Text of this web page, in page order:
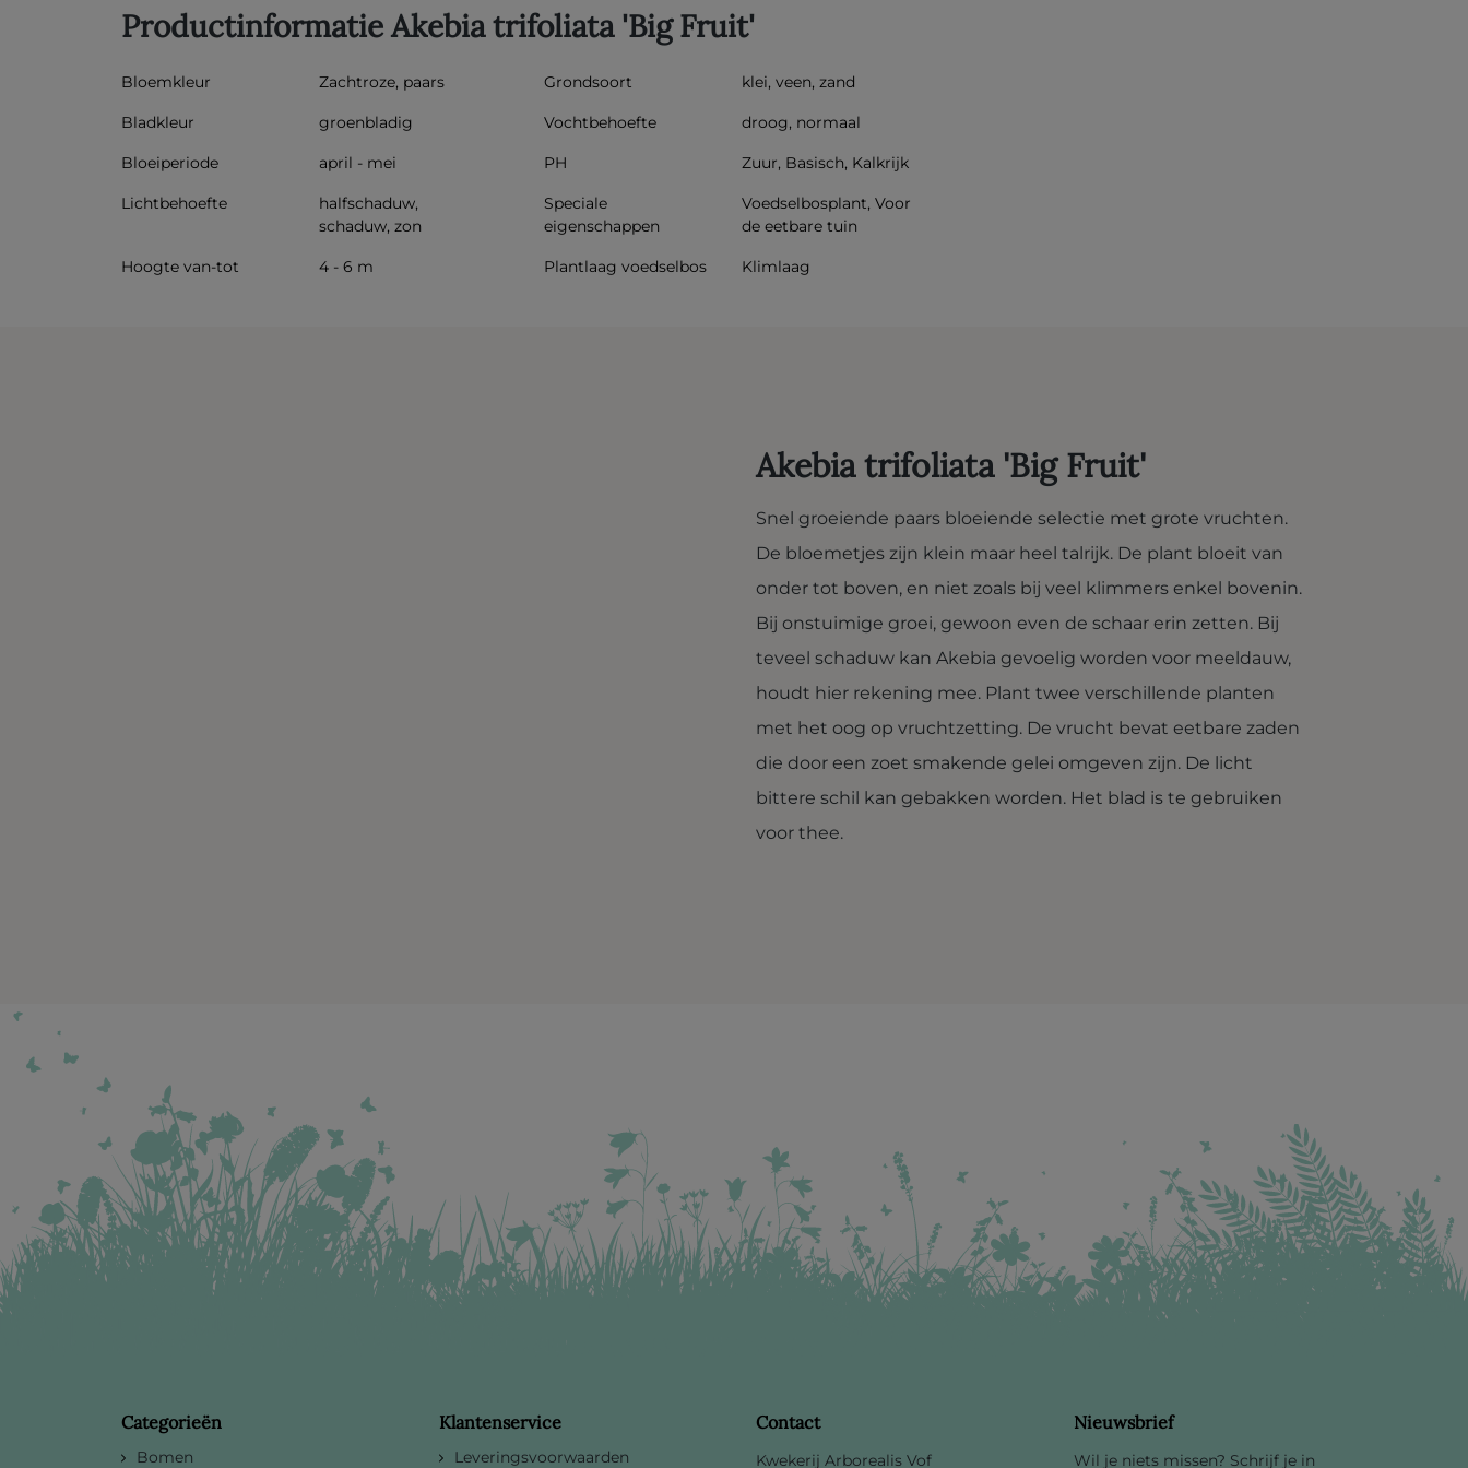
Productinformatie Akebia trifoliata 'Big Fruit'
Bloemkleur Zachtroze, paars
Bladkleur groenbladig
Bloeiperiode april - mei
Lichtbehoefte
halfschaduw,
schaduw, zon
Hoogte van-tot 4 - 6 m
Grondsoort klei, veen, zand
Vochtbehoefte droog, normaal
PH Zuur, Basisch, Kalkrijk
Speciale
eigenschappen
Voedselbosplant, Voor
de eetbare tuin
Plantlaag voedselbos Klimlaag
Akebia trifoliata 'Big Fruit'
Snel groeiende paars bloeiende selectie met grote vruchten.
De bloemetjes zijn klein maar heel talrijk. De plant bloeit van
onder tot boven, en niet zoals bij veel klimmers enkel bovenin.
Bij onstuimige groei, gewoon even de schaar erin zetten. Bij
teveel schaduw kan Akebia gevoelig worden voor meeldauw,
houdt hier rekening mee. Plant twee verschillende planten
met het oog op vruchtzetting. De vrucht bevat eetbare zaden
die door een zoet smakende gelei omgeven zijn. De licht
bittere schil kan gebakken worden. Het blad is te gebruiken
voor thee.
Categorieën
Bomen
Klantenservice
Leveringsvoorwaarden
Contact
Kwekerij Arborealis Vof
Nieuwsbrief
Wil je niets missen? Schrijf je in